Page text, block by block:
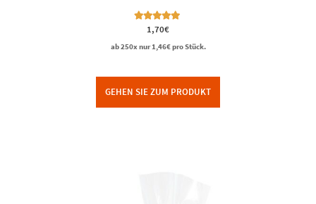
Bewertet mit
5.00
von 5
1,70€
ab 250x nur1,46€pro Stück.
GEHEN SIE ZUM PRODUKT